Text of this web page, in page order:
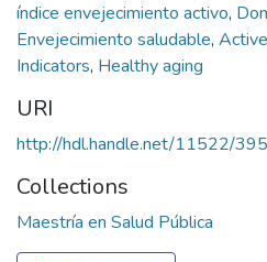
índice envejecimiento activo,
Envejecimiento saludable,
Indicators, Healthy aging
URI
http://hdl.handle.net/11522/
Collections
Maestría en Salud Pública